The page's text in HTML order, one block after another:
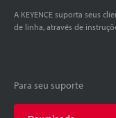
A KEYENCE suporta seus
de linha, através de
Para seu suporte